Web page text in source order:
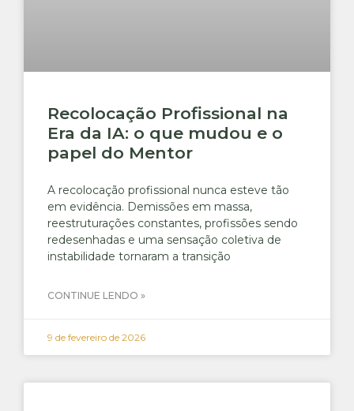
Recolocação Profissional na
Era da IA: o que mudou e o
papel do Mentor
A recolocação profissional nunca esteve tão
em evidência. Demissões em massa,
reestruturações constantes, profissões sendo
redesenhadas e uma sensação coletiva de
instabilidade tornaram a transição
CONTINUE LENDO »
9 de fevereiro de 2026